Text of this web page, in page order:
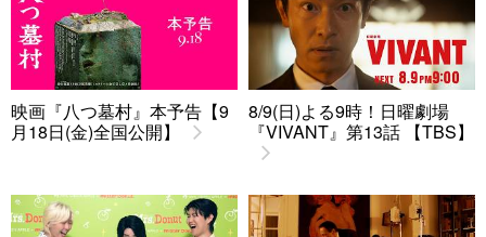
映画『八つ墓村』本予告【9
月18日(金)全国公開】
8/9(日)よる9時！日曜劇場
『VIVANT』第13話 【TBS】